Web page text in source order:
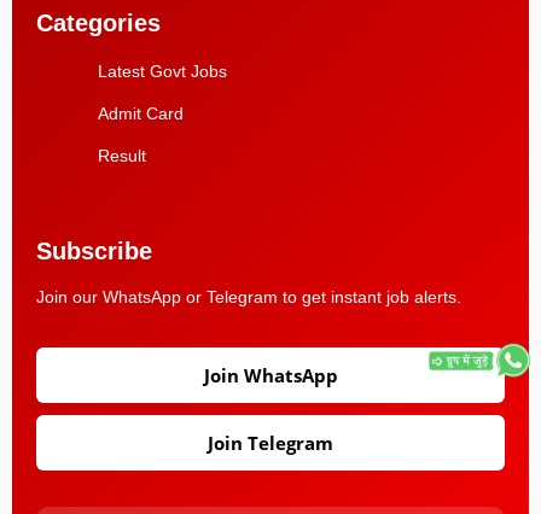
Categories
Latest Govt Jobs
Admit Card
Result
Subscribe
Join our WhatsApp or Telegram to get instant job alerts.
Join WhatsApp
Join Telegram